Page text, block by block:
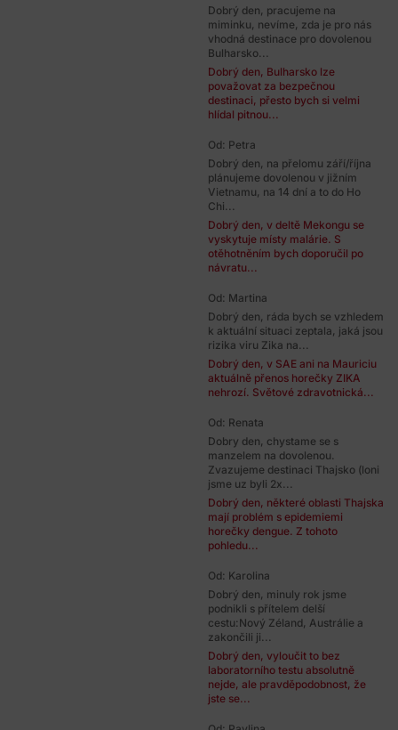
Dobrý den, pracujeme na
miminku, nevíme, zda je pro nás
vhodná destinace pro dovolenou
Bulharsko...
Dobrý den, Bulharsko lze
považovat za bezpečnou
destinaci, přesto bych si velmi
hlídal pitnou...
Od: Petra
Dobrý den, na přelomu září/října
plánujeme dovolenou v jižním
Vietnamu, na 14 dní a to do Ho
Chi...
Dobrý den, v deltě Mekongu se
vyskytuje místy malárie. S
otěhotněním bych doporučil po
návratu...
Od: Martina
Dobrý den, ráda bych se vzhledem
k aktuální situaci zeptala, jaká jsou
rizika viru Zika na...
Dobrý den, v SAE ani na Mauriciu
aktuálně přenos horečky ZIKA
nehrozí. Světové zdravotnická...
Od: Renata
Dobry den, chystame se s
manzelem na dovolenou.
Zvazujeme destinaci Thajsko (loni
jsme uz byli 2x...
Dobrý den, některé oblasti Thajska
mají problém s epidemiemi
horečky dengue. Z tohoto
pohledu...
Od: Karolina
Dobrý den, minuly rok jsme
podnikli s přítelem delší
cestu:Nový Zéland, Austrálie a
zakončili ji...
Dobrý den, vyloučit to bez
laboratorního testu absolutně
nejde, ale pravděpodobnost, že
jste se...